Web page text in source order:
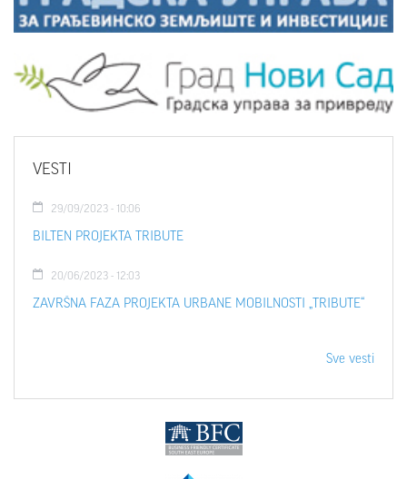
VESTI
29/09/2023 - 10:06
BILTEN PROJEKTA TRIBUTE
20/06/2023 - 12:03
ZAVRŠNA FAZA PROJEKTA URBANE MOBILNOSTI „TRIBUTE“
Sve vesti